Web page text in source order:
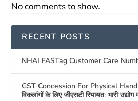
No comments to show.
RECENT POSTS
NHAI FASTag Customer Care
GST Concession For Physical
विकलांगों के लिए जीएसटी रियायत: भारी